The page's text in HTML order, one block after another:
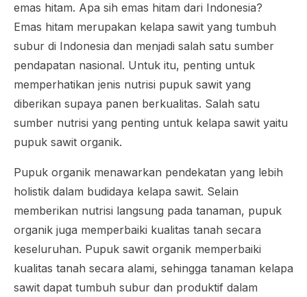
emas hitam. Apa sih emas hitam dari Indonesia?
Emas hitam merupakan kelapa sawit yang tumbuh
subur di Indonesia dan menjadi salah satu sumber
pendapatan nasional. Untuk itu, penting untuk
memperhatikan jenis nutrisi pupuk sawit yang
diberikan supaya panen berkualitas. Salah satu
sumber nutrisi yang penting untuk kelapa sawit yaitu
pupuk sawit organik.
Pupuk organik menawarkan pendekatan yang lebih
holistik dalam budidaya kelapa sawit. Selain
memberikan nutrisi langsung pada tanaman, pupuk
organik juga memperbaiki kualitas tanah secara
keseluruhan. Pupuk sawit organik memperbaiki
kualitas tanah secara alami, sehingga tanaman kelapa
sawit dapat tumbuh subur dan produktif dalam